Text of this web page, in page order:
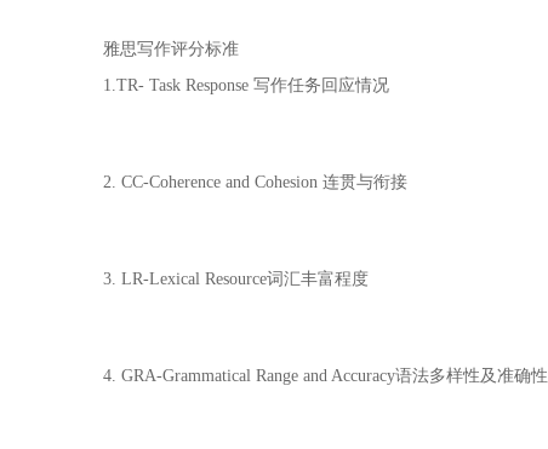
雅思写作评分标准
1.TR- Task Response 写作任务回应情况
2. CC-Coherence and Cohesion 连贯与衔接
3. LR-Lexical Resource词汇丰富程度
4. GRA-Grammatical Range and Accuracy语法多样性及准确性